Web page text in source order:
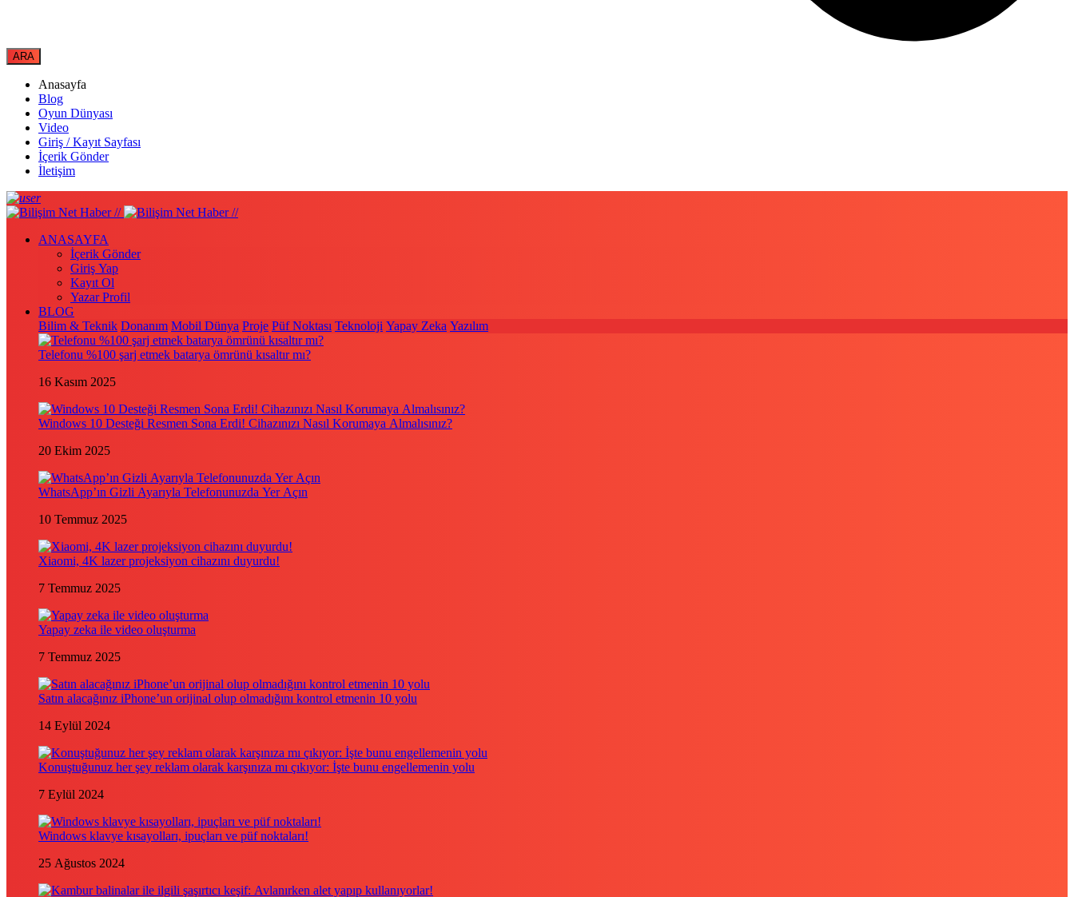
Anasayfa
Blog
Oyun Dünyası
Video
Giriş / Kayıt Sayfası
İçerik Gönder
İletişim
ANASAYFA
İçerik Gönder
Giriş Yap
Kayıt Ol
Yazar Profil
BLOG
Bilim & Teknik Donanım Mobil Dünya Proje Püf Noktası Teknoloji Yapay Zeka Yazılım
Telefonu %100 şarj etmek batarya ömrünü kısaltır mı?
16 Kasım 2025
Windows 10 Desteği Resmen Sona Erdi! Cihazınızı Nasıl Korumaya Almalısınız?
20 Ekim 2025
WhatsApp’ın Gizli Ayarıyla Telefonunuzda Yer Açın
10 Temmuz 2025
Xiaomi, 4K lazer projeksiyon cihazını duyurdu!
7 Temmuz 2025
Yapay zeka ile video oluşturma
7 Temmuz 2025
Satın alacağınız iPhone’un orijinal olup olmadığını kontrol etmenin 10 yolu
14 Eylül 2024
Konuştuğunuz her şey reklam olarak karşınıza mı çıkıyor: İşte bunu engellemenin yolu
7 Eylül 2024
Windows klavye kısayolları, ipuçları ve püf noktaları!
25 Ağustos 2024